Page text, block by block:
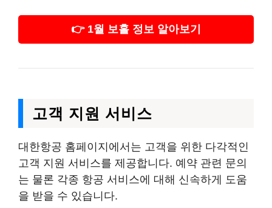
👉 1월 보홀 정보 알아보기
고객 지원 서비스
대한항공 홈페이지에서는 고객을 위한 다각적인
고객 지원 서비스를 제공합니다. 예약 관련 문의
는 물론 각종 항공 서비스에 대해 신속하게 도움
을 받을 수 있습니다.